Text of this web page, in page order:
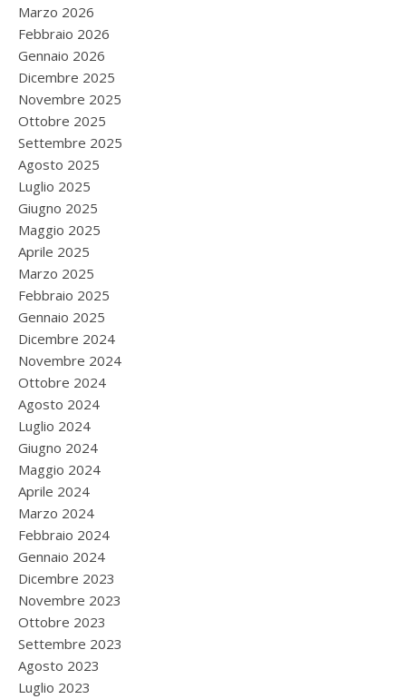
Marzo 2026
Febbraio 2026
Gennaio 2026
Dicembre 2025
Novembre 2025
Ottobre 2025
Settembre 2025
Agosto 2025
Luglio 2025
Giugno 2025
Maggio 2025
Aprile 2025
Marzo 2025
Febbraio 2025
Gennaio 2025
Dicembre 2024
Novembre 2024
Ottobre 2024
Agosto 2024
Luglio 2024
Giugno 2024
Maggio 2024
Aprile 2024
Marzo 2024
Febbraio 2024
Gennaio 2024
Dicembre 2023
Novembre 2023
Ottobre 2023
Settembre 2023
Agosto 2023
Luglio 2023